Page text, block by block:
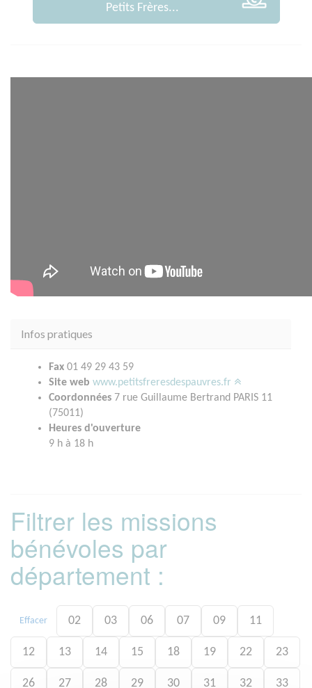
Petits Frères...
Infos pratiques
Fax 01 49 29 43 59
Site web www.petitsfreresdespauvres.fr
Coordonnées 7 rue Guillaume Bertrand PARIS 11
(75011)
Heures d'ouverture
9 h à 18 h
Filtrer les missions
bénévoles par
département :
Effacer 02 03 06 07 09 11
12 13 14 15 18 19 22 23
26 27 28 29 30 31 32 33